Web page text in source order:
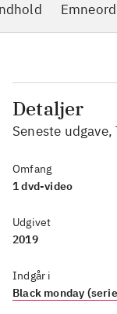
Emneord
Detaljer
Seneste
Omfang
1 dvd-video
Udgivet
2019
Indgår i
Black monday